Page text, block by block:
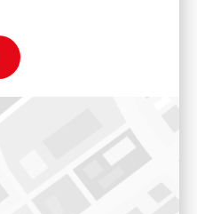
73210 Landry,